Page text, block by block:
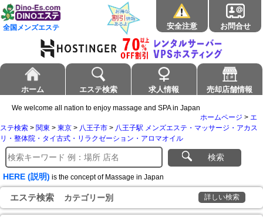
全国メンズエステ 安全注意 お問合せ
ホーム エステ検索 求人情報 売却店舗情報
We welcome all nation to enjoy massage and SPA in Japan
ホームページ > エ
ステ検索 > 関東 > 東京 > 八王子市 > 八王子駅 メンズエステ・マッサージ・アカス
リ・整体院・タイ古式・リラクゼーション・アロマオイル
検索
HERE (説明) is the concept of Massage in Japan
エステ検索 カテゴリー別 詳しい検索